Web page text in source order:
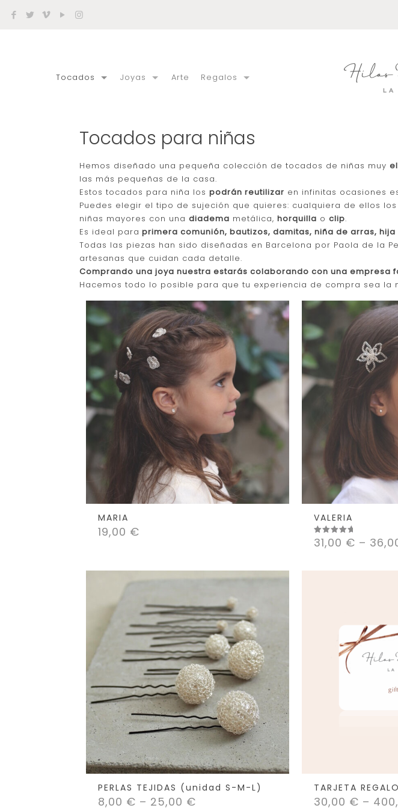
Tocados Joyas Arte Regalos
Tocados para niñas
Hemos diseñado una pequeña colección de tocados de niñas muy
las más pequeñas de la casa.
Estos tocados para niña lospodrán reutilizar en infinitas ocasiones
Puedes elegir el tipo de sujeción que quieres: cualquiera de ellos
niñas mayores con unadiadema metálica,horquilla oclip.
Es ideal para primera comunión, bautizos, damitas, niña de arras, hija
Todas las piezas han sido diseñadas en Barcelona por Paola de la
artesanas que cuidan cada detalle.
Comprando una joya nuestra estarás colaborando con una empresa
Hacemos todo lo posible para que tu experiencia de compra sea la
MARIA
19,00 €
VALERIA
Valorado
con
31,00 € –
PERLAS TEJIDAS (unidad S-M-L)
8,00 € – 25,00 €
TARJETA REGALO
30,00 € –